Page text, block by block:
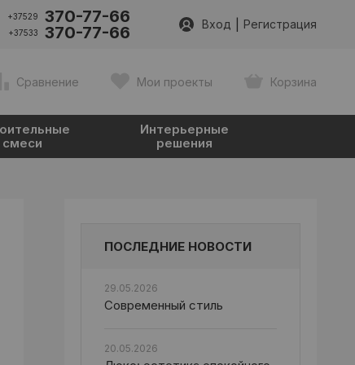
+37529 370-77-66
+37533 370-77-66 Вход Регистрация
Сравнение Мои проекты Корзина
смеси
Интерьерные
решения
ПОСЛЕДНИЕ НОВОСТИ
29.05.2026
Современный стиль
20.05.2026